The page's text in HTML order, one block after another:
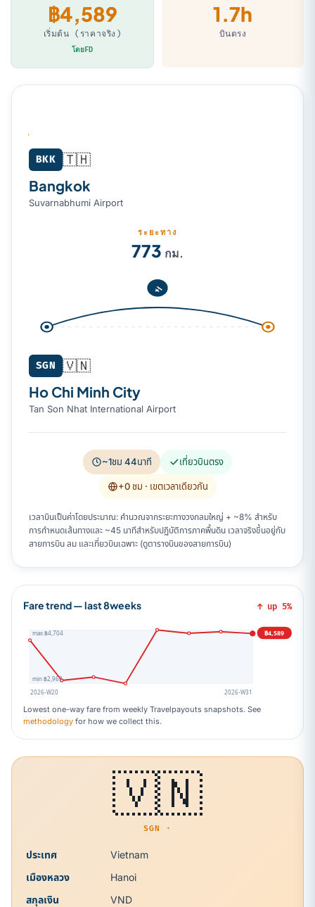
฿4,589
เริ่มต้น (ราคาจริง)
โดยFD
1.7h
บินตรง
Bangkok (BKK) → Ho Chi Minh City (SGN)
BKK 🇹🇭
Bangkok
Suvarnabhumi Airport
ระยะทาง
773 กม.
SGN 🇻🇳
Ho Chi Minh City
Tan Son Nhat International Airport
~1ชม 44นาที เที่ยวบินตรง
+0 ชม · เขตเวลาเดียวกัน
เวลาบินเป็นค่าโดยประมาณ: คำนวณจากระยะทางวงกลมใหญ่ + ~8% สำหรับ
การกำหนดเส้นทางและ ~45 นาทีสำหรับปฏิบัติการภาคพื้นดิน เวลาจริงขึ้นอยู่กับ
สายการบิน ลม และเที่ยวบินเฉพาะ (ดูตารางบินของสายการบิน)
Fare trend — last 8weeks ↑ up 5%
฿4,589
max ฿4,704
min ฿2,969
2026-W20
2026-W31
Lowest one-way fare from weekly Travelpayouts snapshots. See
methodology for how we collect this.
🇻🇳
SGN ·
ประเทศ
Vietnam
เมืองหลวง
Hanoi
สกุลเงิน
VND